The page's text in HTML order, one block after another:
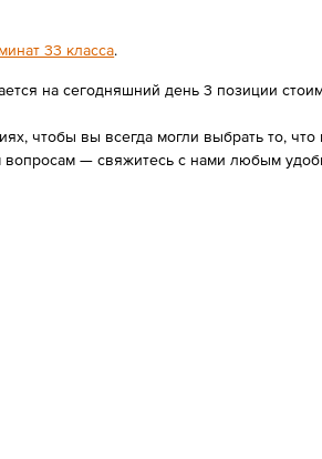
33 класса.
на сегодняшний день 3 позиции
чтобы вы всегда могли выбрать то, что
вопросам — свяжитесь с нами любым